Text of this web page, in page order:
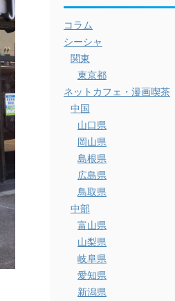
コラム
シーシャ
関東
東京都
ネットカフェ・漫画喫茶
中国
山口県
岡山県
島根県
広島県
鳥取県
中部
富山県
山梨県
岐阜県
愛知県
新潟県